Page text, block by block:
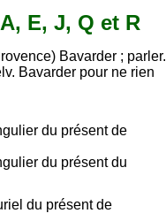
E, J, Q et R
Bavarder ; parler.
Bavarder pour ne rien
du présent de
du présent du
du présent de